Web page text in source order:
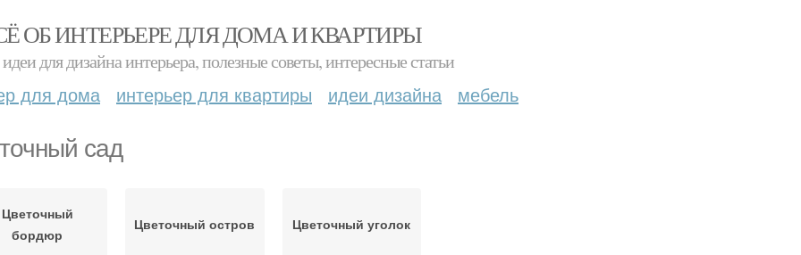
ОБ ИНТЕРЬЕРЕ ДЛЯ ДОМА И КВАРТИРЫ
для дизайна интерьера, полезные советы, интересные статьи
для дома интерьер для квартиры идеи дизайна мебель
сад
Цветочный
бордюр
Цветочный остров Цветочный уголок